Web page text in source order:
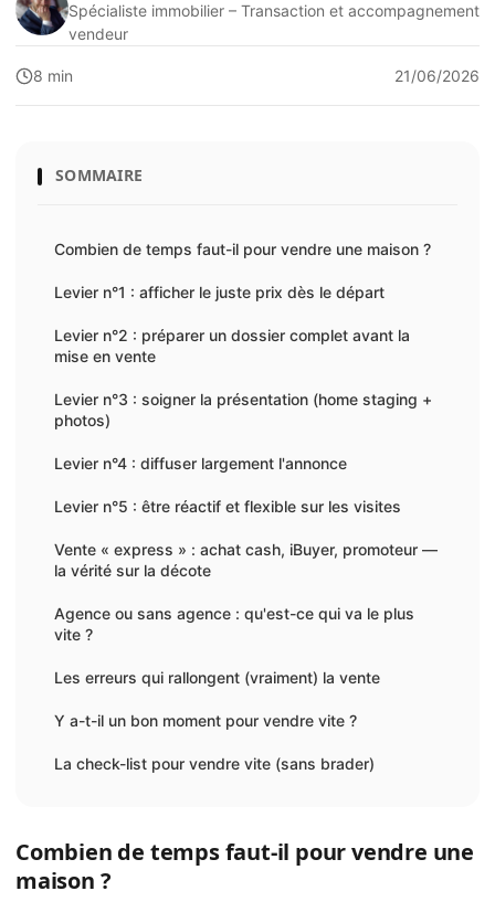
Spécialiste immobilier – Transaction et accompagnement
vendeur
8 min 21/06/2026
SOMMAIRE
Combien de temps faut-il pour vendre une maison ?
Levier n°1 : afficher le juste prix dès le départ
Levier n°2 : préparer un dossier complet avant la
mise en vente
Levier n°3 : soigner la présentation (home staging +
photos)
Levier n°4 : diffuser largement l'annonce
Levier n°5 : être réactif et flexible sur les visites
Vente « express » : achat cash, iBuyer, promoteur —
la vérité sur la décote
Agence ou sans agence : qu'est-ce qui va le plus
vite ?
Les erreurs qui rallongent (vraiment) la vente
Y a-t-il un bon moment pour vendre vite ?
La check-list pour vendre vite (sans brader)
Combien de temps faut-il pour vendre une
maison ?